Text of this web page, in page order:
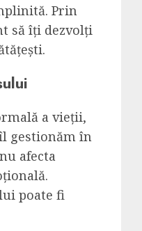
Prin
să îți dezvolți
a vieții,
gestionăm în
afecta
poate fi